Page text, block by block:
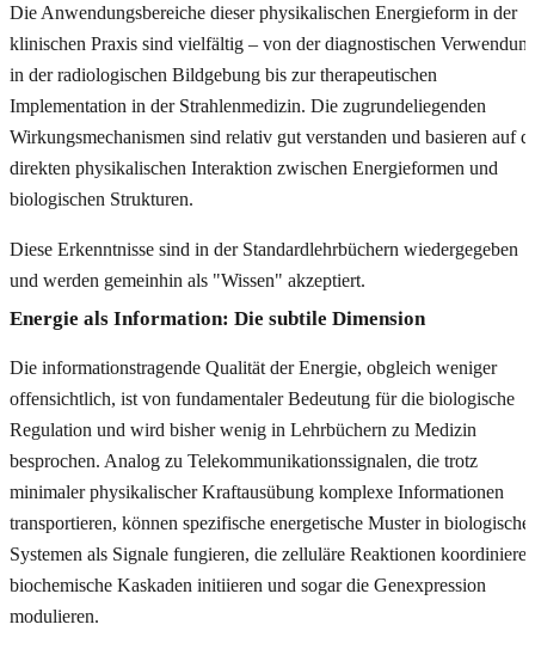
Die Anwendungsbereiche dieser physikalischen Energieform in der
klinischen Praxis sind vielfältig – von der diagnostischen
in der radiologischen Bildgebung bis zur therapeutischen
Implementation in der Strahlenmedizin. Die zugrundeliegenden
Wirkungsmechanismen sind relativ gut verstanden und basieren auf
direkten physikalischen Interaktion zwischen Energieformen und
biologischen Strukturen.
Diese Erkenntnisse sind in der Standardlehrbüchern wiedergegeben
und werden gemeinhin als "Wissen" akzeptiert.
Energie als Information: Die subtile Dimension
Die informationstragende Qualität der Energie, obgleich weniger
offensichtlich, ist von fundamentaler Bedeutung für die biologische
Regulation und wird bisher wenig in Lehrbüchern zu Medizin
besprochen. Analog zu Telekommunikationssignalen, die trotz
minimaler physikalischer Kraftausübung komplexe Informationen
transportieren, können spezifische energetische Muster in
Systemen als Signale fungieren, die zelluläre Reaktionen
biochemische Kaskaden initiieren und sogar die Genexpression
modulieren.